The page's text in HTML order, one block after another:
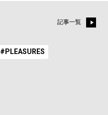
記事一覧
#PLEASURES